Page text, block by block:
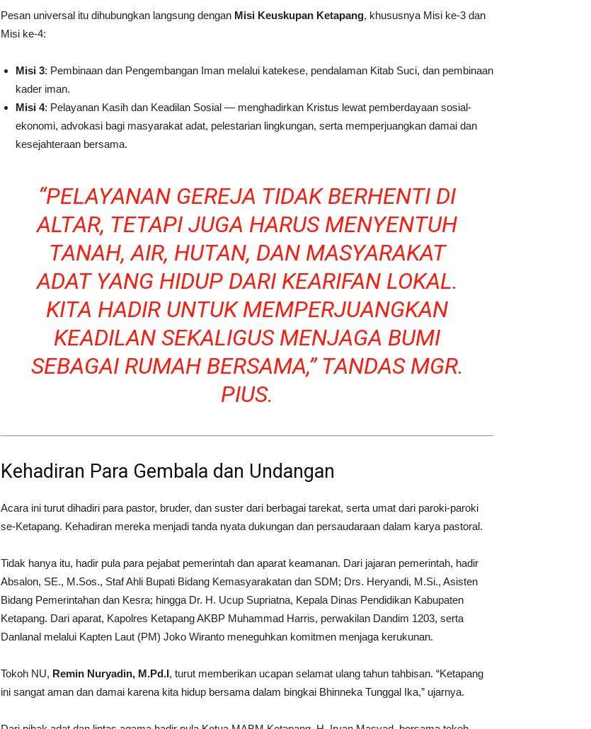
Pesan universal itu dihubungkan langsung dengan Misi Keuskupan Ketapang, khususnya Misi ke-3 dan
Misi ke-4:
Misi 3: Pembinaan dan Pengembangan Iman melalui katekese, pendalaman Kitab Suci, dan pembinaan
kader iman.
Misi 4: Pelayanan Kasih dan Keadilan Sosial — menghadirkan Kristus lewat pemberdayaan sosial-
ekonomi, advokasi bagi masyarakat adat, pelestarian lingkungan, serta memperjuangkan damai dan
kesejahteraan bersama.
“PELAYANAN GEREJA TIDAK BERHENTI DI
ALTAR, TETAPI JUGA HARUS MENYENTUH
TANAH, AIR, HUTAN, DAN MASYARAKAT
ADAT YANG HIDUP DARI KEARIFAN LOKAL.
KITA HADIR UNTUK MEMPERJUANGKAN
KEADILAN SEKALIGUS MENJAGA BUMI
SEBAGAI RUMAH BERSAMA,” TANDAS MGR.
PIUS.
Kehadiran Para Gembala dan Undangan
Acara ini turut dihadiri para pastor, bruder, dan suster dari berbagai tarekat, serta umat dari paroki-paroki
se-Ketapang. Kehadiran mereka menjadi tanda nyata dukungan dan persaudaraan dalam karya pastoral.
Tidak hanya itu, hadir pula para pejabat pemerintah dan aparat keamanan. Dari jajaran pemerintah, hadir
Absalon, SE., M.Sos., Staf Ahli Bupati Bidang Kemasyarakatan dan SDM; Drs. Heryandi, M.Si., Asisten
Bidang Pemerintahan dan Kesra; hingga Dr. H. Ucup Supriatna, Kepala Dinas Pendidikan Kabupaten
Ketapang. Dari aparat, Kapolres Ketapang AKBP Muhammad Harris, perwakilan Dandim 1203, serta
Danlanal melalui Kapten Laut (PM) Joko Wiranto meneguhkan komitmen menjaga kerukunan.
Tokoh NU, Remin Nuryadin, M.Pd.I, turut memberikan ucapan selamat ulang tahun tahbisan. “Ketapang
ini sangat aman dan damai karena kita hidup bersama dalam bingkai Bhinneka Tunggal Ika,” ujarnya.